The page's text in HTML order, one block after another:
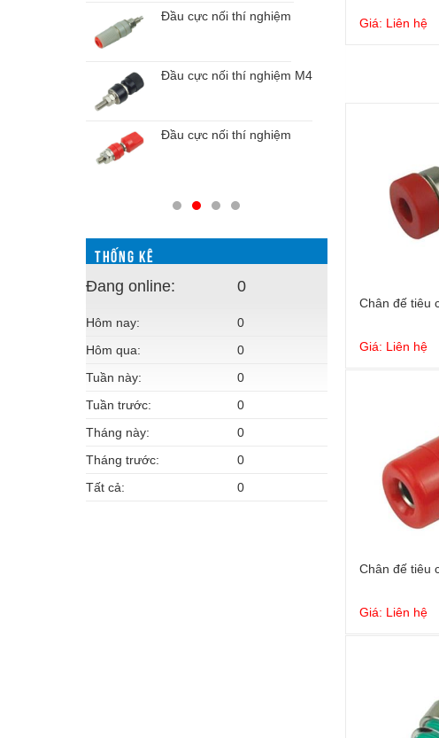
Giá: Liên hệ
Chân đế tiêu
Giá: Liên hệ
Chân đế tiêu
Giá: Liên hệ
Đầu cực nối thí nghiệm
Đầu cực nối thí nghiệm M4
Đầu cực nối thí nghiệm
Dây
THỐNG KÊ
Đang online: 0
Hôm nay:
0
Hôm qua:
0
Tuần này:
0
Tuần trước:
0
Tháng này:
0
Tháng trước:
0
Tất cả:
0